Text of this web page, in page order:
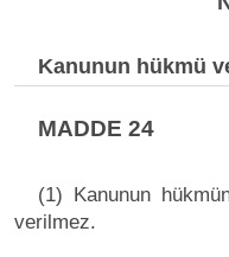
Kanunun hükmü
MADDE 24
(1) Kanunun
verilmez.